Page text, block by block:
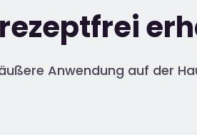
Anwendung auf der